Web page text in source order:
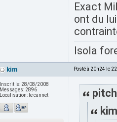
Exact
ont du
Isola
kim Posté à 20h24 le
Inscrit le: 28/08/2008
Messages: 2896
Localisation: le cannet